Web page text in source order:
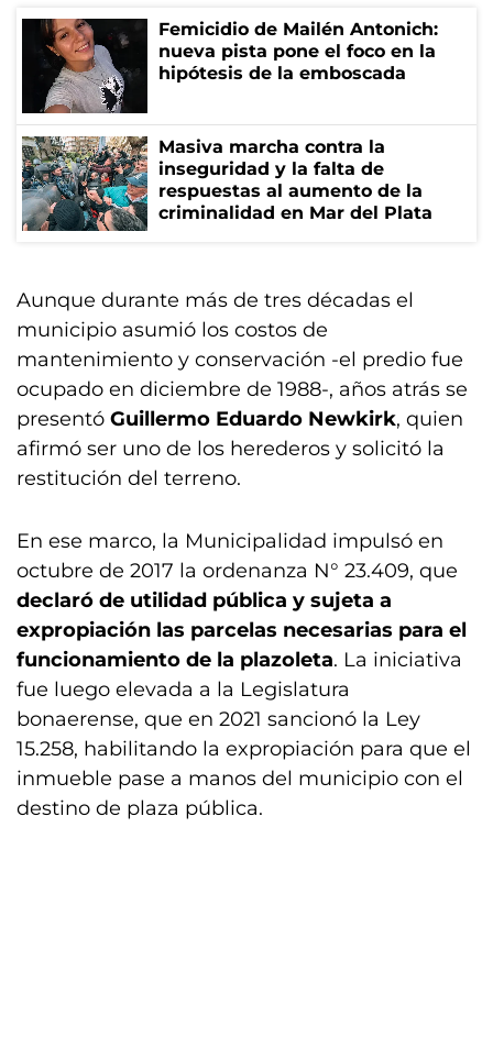
Femicidio de Mailén Antonich:
nueva pista pone el foco en la
hipótesis de la emboscada
Masiva marcha contra la
inseguridad y la falta de
respuestas al aumento de la
criminalidad en Mar del Plata
Aunque durante más de tres décadas el
municipio asumió los costos de
mantenimiento y conservación -el predio fue
ocupado en diciembre de 1988-, años atrás se
presentó Guillermo Eduardo Newkirk, quien
afirmó ser uno de los herederos y solicitó la
restitución del terreno.
En ese marco, la Municipalidad impulsó en
octubre de 2017 la ordenanza N° 23.409, que
declaró de utilidad pública y sujeta a
expropiación las parcelas necesarias para el
funcionamiento de la plazoleta. La iniciativa
fue luego elevada a la Legislatura
bonaerense, que en 2021 sancionó la Ley
15.258, habilitando la expropiación para que el
inmueble pase a manos del municipio con el
destino de plaza pública.